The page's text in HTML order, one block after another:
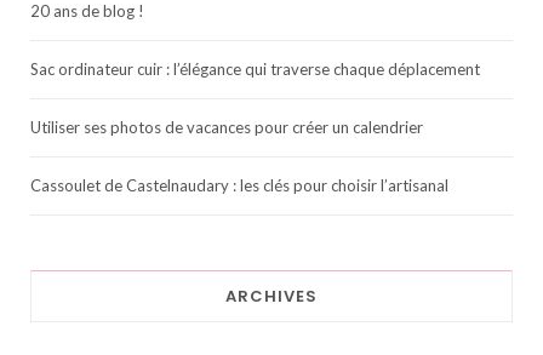
20 ans de blog !
Sac ordinateur cuir : l’élégance qui traverse chaque déplacement
Utiliser ses photos de vacances pour créer un calendrier
Cassoulet de Castelnaudary : les clés pour choisir l’artisanal
ARCHIVES